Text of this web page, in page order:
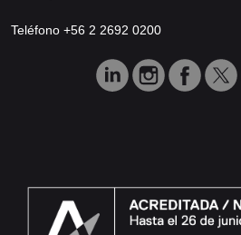
Teléfono +56 2 2692 0200